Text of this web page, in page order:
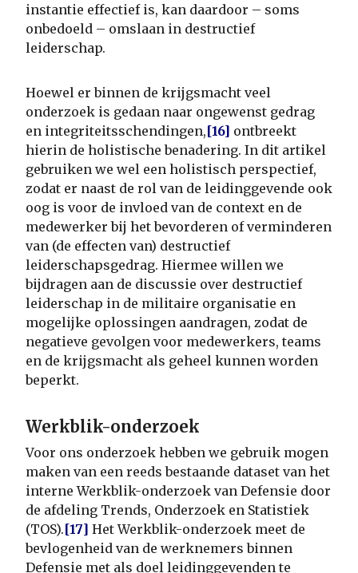
instantie effectief is, kan daardoor – soms
onbedoeld – omslaan in destructief
leiderschap.
Hoewel er binnen de krijgsmacht veel
onderzoek is gedaan naar ongewenst gedrag
en integriteitsschendingen,[16] ontbreekt
hierin de holistische benadering. In dit artikel
gebruiken we wel een holistisch perspectief,
zodat er naast de rol van de leidinggevende ook
oog is voor de invloed van de context en de
medewerker bij het bevorderen of verminderen
van (de effecten van) destructief
leiderschapsgedrag. Hiermee willen we
bijdragen aan de discussie over destructief
leiderschap in de militaire organisatie en
mogelijke oplossingen aandragen, zodat de
negatieve gevolgen voor medewerkers, teams
en de krijgsmacht als geheel kunnen worden
beperkt.
Werkblik-onderzoek
Voor ons onderzoek hebben we gebruik mogen
maken van een reeds bestaande dataset van het
interne Werkblik-onderzoek van Defensie door
de afdeling Trends, Onderzoek en Statistiek
(TOS).[17] Het Werkblik-onderzoek meet de
bevlogenheid van de werknemers binnen
Defensie met als doel leidinggevenden te